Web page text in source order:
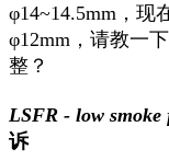
φ14~14.5mm，现
φ12mm，请教一
整？
LSFR - low
诉